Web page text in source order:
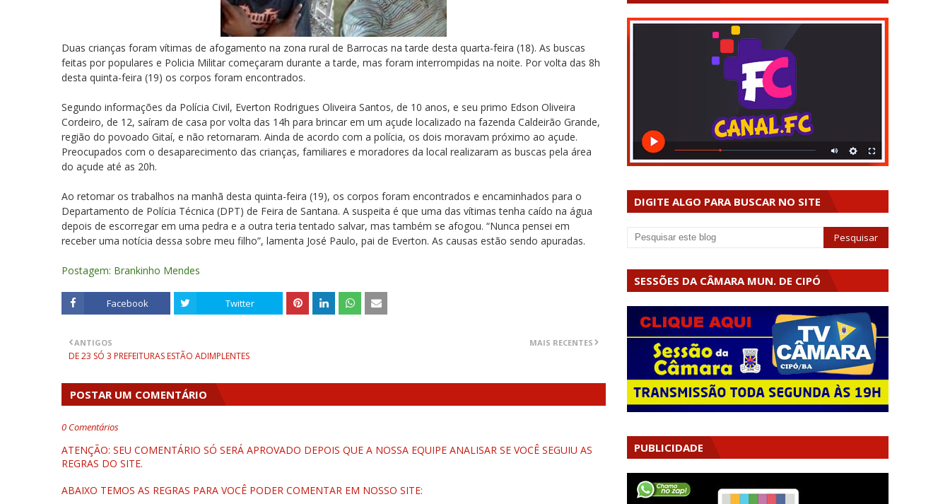
Duas crianças foram vítimas de afogamento na zona rural de Barrocas na tarde desta quarta-feira (18). As buscas
feitas por populares e Policia Militar começaram durante a tarde, mas foram interrompidas na noite. Por volta das 8h
desta quinta-feira (19) os corpos foram encontrados.
Segundo informações da Polícia Civil, Everton Rodrigues Oliveira Santos, de 10 anos, e seu primo Edson Oliveira
Cordeiro, de 12, saíram de casa por volta das 14h para brincar em um açude localizado na fazenda Caldeirão Grande,
região do povoado Gitaí, e não retornaram. Ainda de acordo com a polícia, os dois moravam próximo ao açude.
Preocupados com o desaparecimento das crianças, familiares e moradores da local realizaram as buscas pela área
do açude até as 20h.
Ao retomar os trabalhos na manhã desta quinta-feira (19), os corpos foram encontrados e encaminhados para o
Departamento de Polícia Técnica (DPT) de Feira de Santana. A suspeita é que uma das vítimas tenha caído na água
depois de escorregar em uma pedra e a outra teria tentado salvar, mas também se afogou. “Nunca pensei em
receber uma notícia dessa sobre meu filho”, lamenta José Paulo, pai de Everton. As causas estão sendo apuradas.
Postagem: Brankinho Mendes
Facebook Twitter
MAIS RECENTES
ANTIGOS
DE 23 SÓ 3 PREFEITURAS ESTÃO ADIMPLENTES
POSTAR UM COMENTÁRIO
0 Comentários
ATENÇÃO: SEU COMENTÁRIO SÓ SERÁ APROVADO DEPOIS QUE A NOSSA EQUIPE ANALISAR SE VOCÊ SEGUIU AS
REGRAS DO SITE.
ABAIXO TEMOS AS REGRAS PARA VOCÊ PODER COMENTAR EM NOSSO SITE:
DIGITE ALGO PARA BUSCAR NO SITE
SESSÕES DA CÂMARA MUN. DE CIPÓ
PUBLICIDADE